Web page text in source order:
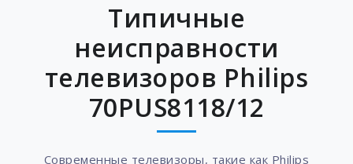
Типичные
неисправности
телевизоров Philips
70PUS8118/12
Современные телевизоры, такие как Philips